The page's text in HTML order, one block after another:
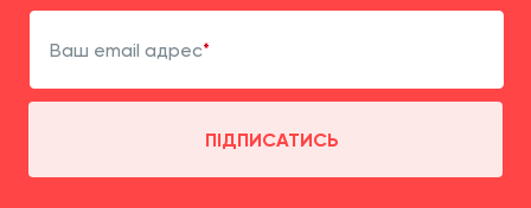
Ваш email адрес
ПІДПИСАТИСЬ